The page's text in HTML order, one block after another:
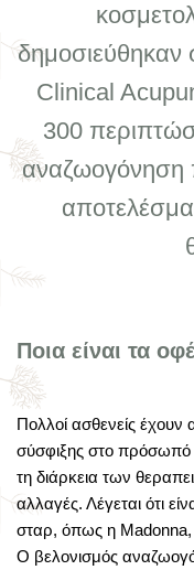
Clinical
300
αναζωογόνηση
Ποια είναι τα
Πολλοί ασθενείς έχουν
σύσφιξης στο πρόσωπό
τη διάρκεια των
αλλαγές. Λέγεται ότι
σταρ, όπως η
Ο βελονισμός